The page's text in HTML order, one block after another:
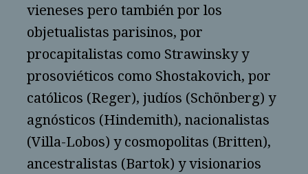
vieneses pero también por los
objetualistas parisinos, por
procapitalistas como Strawinsky y
prosoviéticos como Shostakovich, por
católicos (Reger), judíos (Schönberg) y
agnósticos (Hindemith), nacionalistas
(Villa-Lobos) y cosmopolitas (Britten),
ancestralistas (Bartok) y visionarios